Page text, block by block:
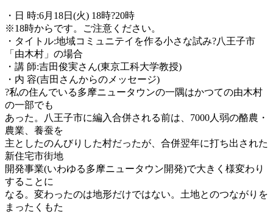
・日 時:6月18日(火) 18時?20時
※18時からです。ご注意ください。
・タイトル:地域コミュニテイを作る小さな試み?八王子市
「由木村」の場合
・講 師:吉田俊実さん(東京工科大学教授)
・内 容(吉田さんからのメッセージ)
?私の住んでいる多摩ニュータウンの一隅はかつての由木村
の一部でも
あった。八王子市に編入合併される前は、7000人弱の酪農・
農業、養蚕を
主としたのんびりした村だったが、合併翌年に打ち出された
新住宅市街地
開発事業(いわゆる多摩ニュータウン開発)で大きく様変わり
することに
なる。変わったのは地形だけではない。土地とのつながりを
まったくもた